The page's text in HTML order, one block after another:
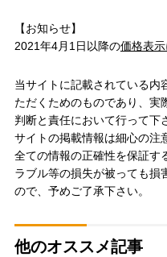
【お知らせ】
2021年4月1日以降の価格表
当サイトに記載されている内
ただくためのものであり、実
判断と責任において行って下
サイトの掲載情報は細心の注
全ての情報の正確性を保証す
ラブル等の損失が被っても損
ので、予めご了承下さい。
他のオススメ記事